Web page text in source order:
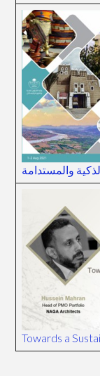
والمستدامة
Towards a